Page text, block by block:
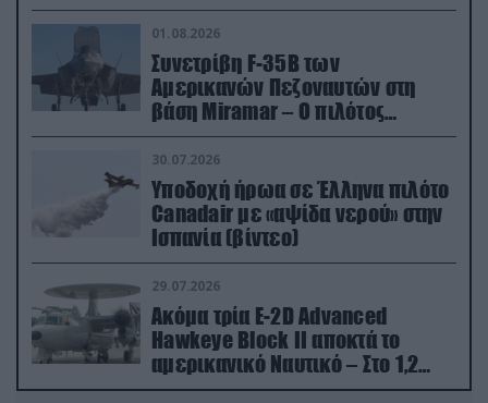
01.08.2026
Συνετρίβη F-35B των
Αμερικανών Πεζοναυτών στη
βάση Miramar – Ο πιλότος
εκτινάχθηκε εγκαίρως
30.07.2026
Υποδοχή ήρωα σε Έλληνα πιλότο
Canadair με «αψίδα νερού» στην
Ισπανία (βίντεο)
29.07.2026
Ακόμα τρία E-2D Advanced
Hawkeye Block II αποκτά το
αμερικανικό Ναυτικό – Στο 1,2
δισ.δολάρια το κόστος